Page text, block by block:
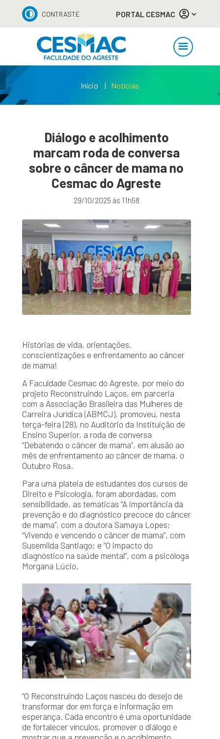
CONTRASTE PORTAL CESMAC
Início Notícias
Diálogo e acolhimento
marcam roda de conversa
sobre o câncer de mama no
Cesmac do Agreste
29/10/2025 às 11h58
Histórias de vida, orientações,
conscientizações e enfrentamento ao câncer
de mama!
A Faculdade Cesmac do Agreste, por meio do
projeto Reconstruindo Laços, em parceria
com a Associação Brasileira das Mulheres de
Carreira Jurídica (ABMCJ), promoveu, nesta
terça-feira (28), no Auditório da Instituição de
Ensino Superior, a roda de conversa
“Debatendo o câncer de mama”, em alusão ao
mês de enfrentamento ao câncer de mama, o
Outubro Rosa.
Para uma plateia de estudantes dos cursos de
Direito e Psicologia, foram abordadas, com
sensibilidade, as temáticas “A importância da
prevenção e do diagnóstico precoce do câncer
de mama”, com a doutora Samaya Lopes;
“Vivendo e vencendo o câncer de mama”, com
Susemilda Santiago; e “O impacto do
diagnóstico na saúde mental”, com a psicóloga
Morgana Lúcio.
“O Reconstruindo Laços nasceu do desejo de
transformar dor em força e informação em
esperança. Cada encontro é uma oportunidade
de fortalecer vínculos, promover o diálogo e